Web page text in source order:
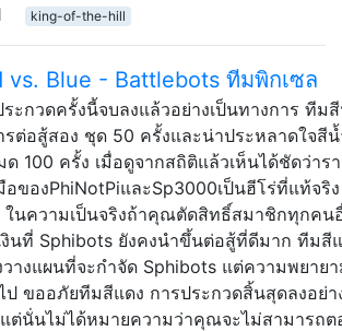
king-of-the-hill
vs. Blue - Battlebots ทีมพิกเซล
ระกวดครั้งนี้จบลงแล้วอย่างเป็นทางการ ทีม
รต่อสู้สอง ชุด 50 ครั้งและน่าประหลาดใจสีน้
ด 100 ครั้ง เมื่อดูจากสถิติแล้วเห็นได้ชัดว่าร
อของPhiNotPiและSp3000เป็นฮีโร่ที่แท้จริ
ในความเป็นจริงถ้าคุณตัดสิทธิ์สมาชิกทุกคน
งินที่ Sphibots ยังคงนำขึ้นต่อสู้ที่ดีมาก ทีมสี
วางแผนที่จะกำจัด Sphibots แต่ความพยาย
ป ขออภัยทีมสีแดง การประกวดสิ้นสุดลงอย่า
ต่นั่นไม่ได้หมายความว่าคุณจะไม่สามารถต